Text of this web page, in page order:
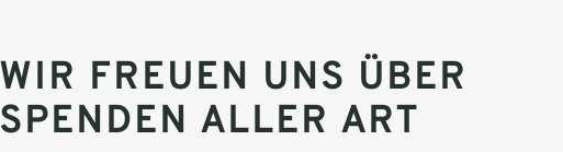
WIR FREUEN UNS ÜBER
SPENDEN ALLER ART